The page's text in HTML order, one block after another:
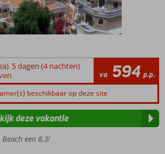
5 dagen (4 nachten)
va 594 p.p.
beschikbaar op deze site
een 8,3!
deze vakantie